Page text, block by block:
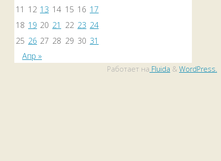
11 12 13 14 15 16 17
18 19 20 21 22 23 24
25 26 27 28 29 30 31
Апр »
Работает на Fluida & WordPress.